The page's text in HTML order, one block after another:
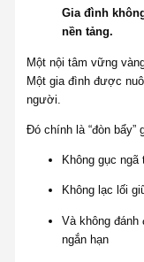
Gia đình
nền tảng.
Một nội tâm vững
Một gia đình được
người.
Đó chính là “đòn bẩy”
Không gục
Không lạc lối
Và không đánh
ngắn hạn